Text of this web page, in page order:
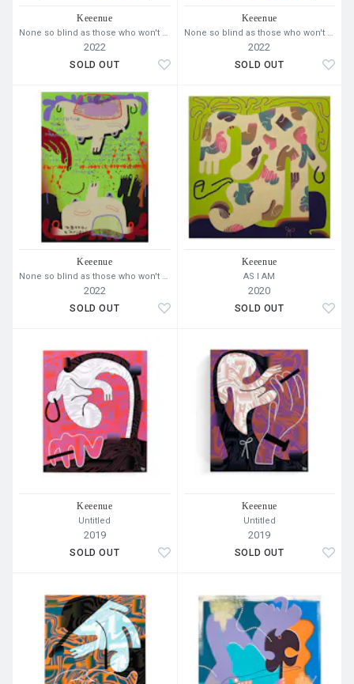
※本展出品作品のうち、キャンバス平面作品はエントリー
制による抽選販売を行います。エントリー販売の詳細は、
下記ページをご覧ください。
https://oil.bijutsutecho.com/special/150
Keeenue
2022
SOLD OUT
Keeenue
2022
SOLD OUT
Keeenue
None so blind as those who won't see
2022
SOLD OUT
Keeenue
AS I AM
2020
SOLD OUT
Keeenue
Untitled
2019
SOLD OUT
Keeenue
Untitled
2019
SOLD OUT